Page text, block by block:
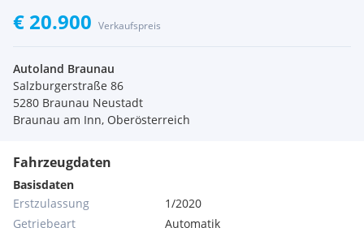
€ 20.900 Verkaufspreis
Autoland Braunau
Salzburgerstraße 86
5280 Braunau Neustadt
Braunau am Inn, Oberösterreich
Fahrzeugdaten
Basisdaten
Erstzulassung
1/2020
Getriebeart
Automatik